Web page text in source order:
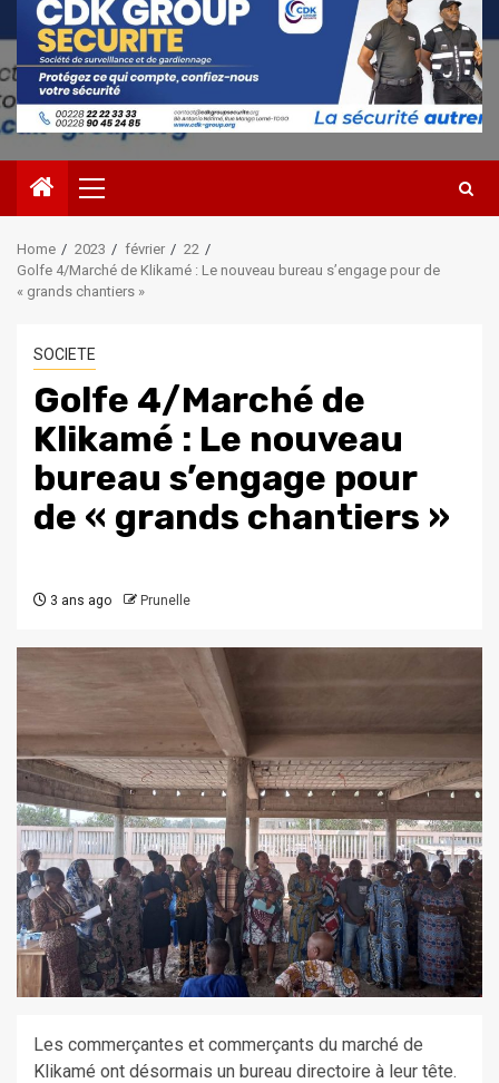
Primary
Menu
Home 2023 février
22
Golfe 4/Marché de Klikamé : Le nouveau bureau s’engage pour de
« grands chantiers »
SOCIETE
Golfe 4/Marché de
Klikamé : Le nouveau
bureau s’engage pour
de « grands chantiers »
3 ans ago Prunelle
Les commerçantes et commerçants du marché de
Klikamé ont désormais un bureau directoire à leur tête.